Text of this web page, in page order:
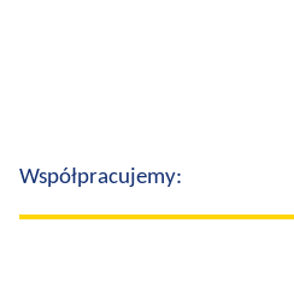
Współpracujemy: